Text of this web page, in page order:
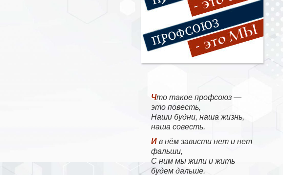
Что такое профсоюз —
это повесть,
Наши будни, наша жизнь,
наша совесть.
И в нём зависти нет и нет
фальши,
С ним мы жили и жить
будем дальше.